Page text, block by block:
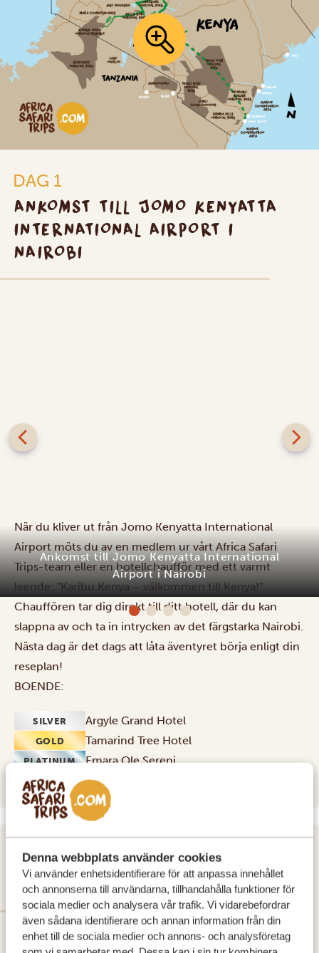
Denna webbplats använder cookies
Vi använder enhetsidentifierare för att anpassa innehållet
och annonserna till användarna, tillhandahålla funktioner för
sociala medier och analysera vår trafik. Vi vidarebefordrar
även sådana identifierare och annan information från din
enhet till de sociala medier och annons- och analysföretag
DAG 1
ANKOMST TILL JOMO KENYATTA
INTERNATIONAL AIRPORT I
NAIROBI
Ankomst till Jomo Kenyatta International
Airport i Nairobi
När du kliver ut från Jomo Kenyatta International
Airport möts du av en medlem ur vårt Africa Safari
Trips-team eller en hotellchaufför med ett varmt
leende: "Karibu Kenya – välkommen till Kenya!"
Chauffören tar dig direkt till ditt hotell, där du kan
slappna av och ta in intrycken av det färgstarka Nairobi.
Nästa dag är det dags att låta äventyret börja enligt din
reseplan!
BOENDE:
SILVER Argyle Grand Hotel
GOLD Tamarind Tree Hotel
PLATINUM Emara Ole Sereni
DAG 2
OL' PEJETA CONSERVANCY